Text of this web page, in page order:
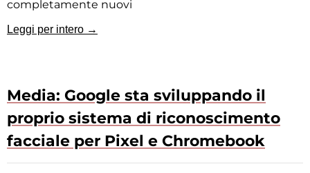
completamente nuovi
Leggi per intero →
Media: Google sta sviluppando il
proprio sistema di riconoscimento
facciale per Pixel e Chromebook